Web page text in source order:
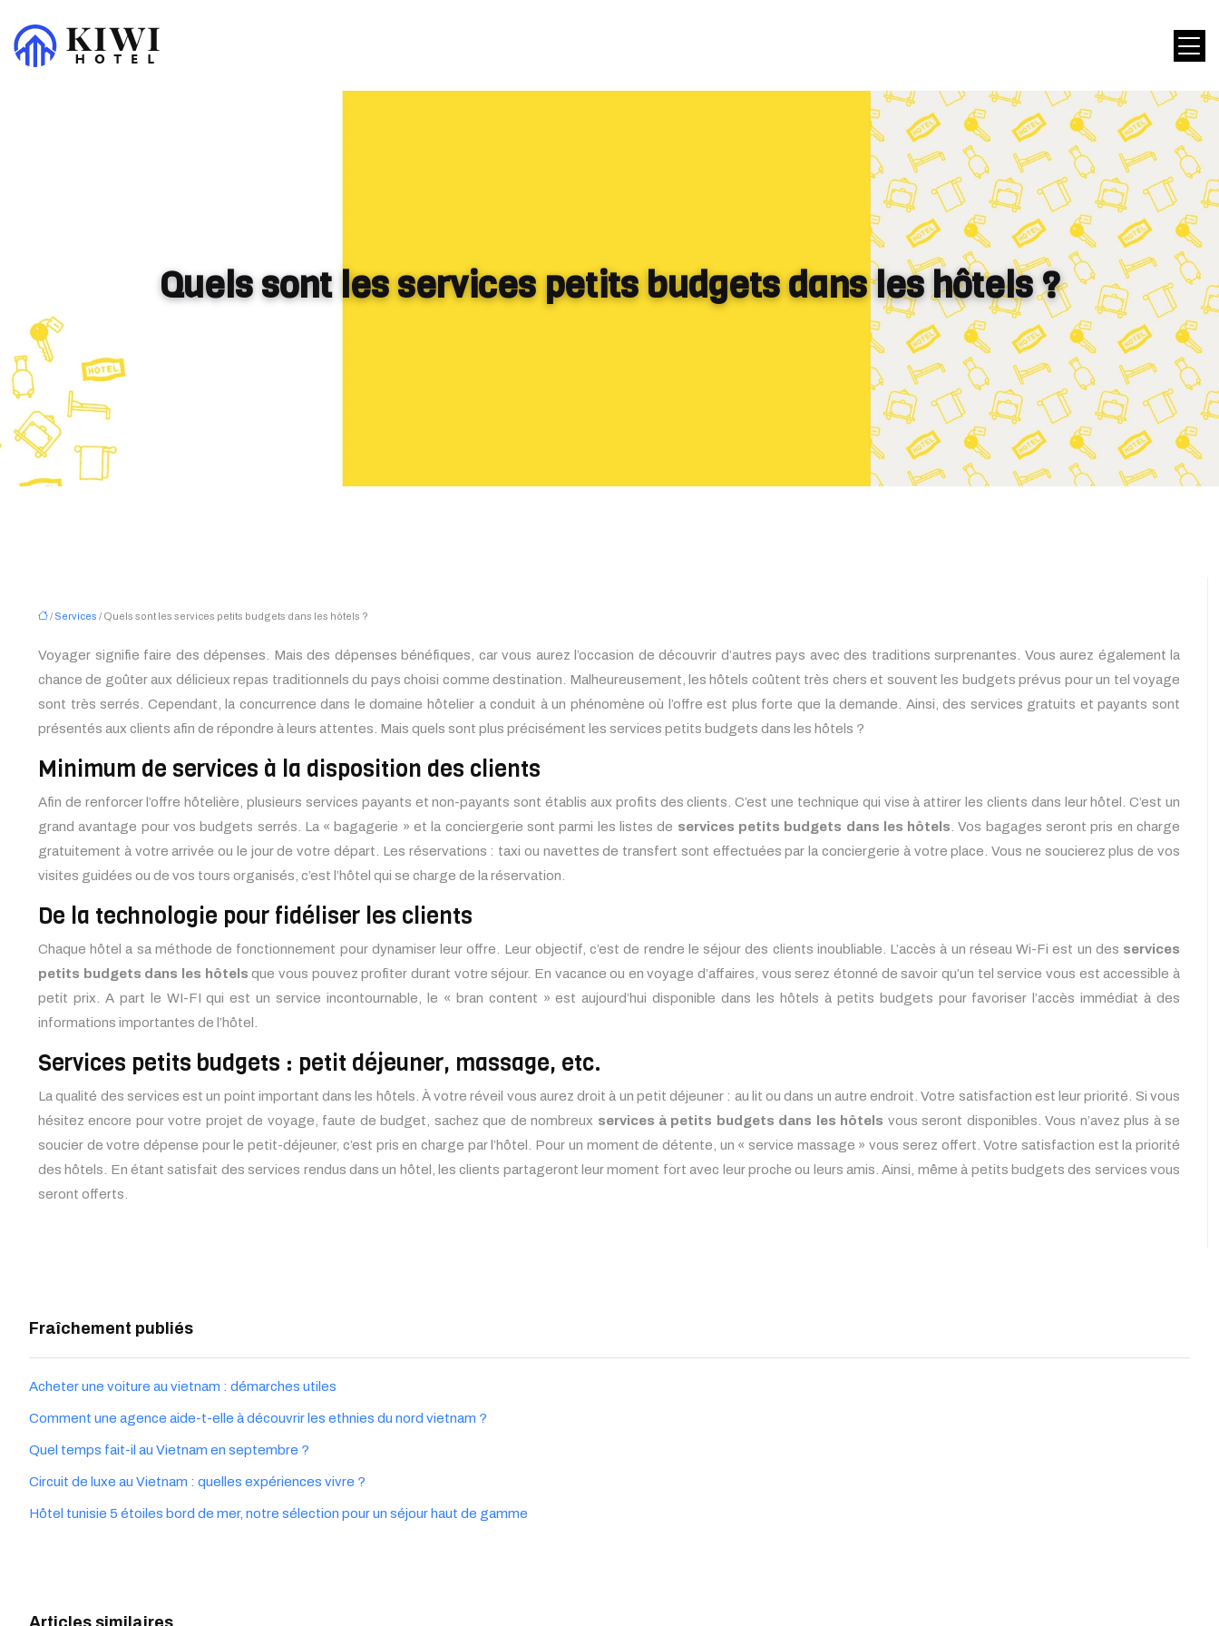
Quels sont les services petits budgets dans les hôtels ?
/ Services / Quels sont les services petits budgets dans les hôtels ?
Voyager signifie faire des dépenses. Mais des dépenses bénéfiques, car vous aurez l’occasion de découvrir d’autres pays avec des traditions surprenantes. Vous aurez également la
chance de goûter aux délicieux repas traditionnels du pays choisi comme destination. Malheureusement, les hôtels coûtent très chers et souvent les budgets prévus pour un tel voyage
sont très serrés. Cependant, la concurrence dans le domaine hôtelier a conduit à un phénomène où l’offre est plus forte que la demande. Ainsi, des services gratuits et payants sont
présentés aux clients afin de répondre à leurs attentes. Mais quels sont plus précisément les services petits budgets dans les hôtels ?
Minimum de services à la disposition des clients
Afin de renforcer l’offre hôtelière, plusieurs services payants et non-payants sont établis aux profits des clients. C’est une technique qui vise à attirer les clients dans leur hôtel. C’est un
grand avantage pour vos budgets serrés. La « bagagerie » et la conciergerie sont parmi les listes de services petits budgets dans les hôtels . Vos bagages seront pris en charge
gratuitement à votre arrivée ou le jour de votre départ. Les réservations : taxi ou navettes de transfert sont effectuées par la conciergerie à votre place. Vous ne soucierez plus de vos
visites guidées ou de vos tours organisés, c’est l’hôtel qui se charge de la réservation.
De la technologie pour fidéliser les clients
Chaque hôtel a sa méthode de fonctionnement pour dynamiser leur offre. Leur objectif, c’est de rendre le séjour des clients inoubliable. L’accès à un réseau Wi-Fi est un des services
petits budgets dans les hôtels que vous pouvez profiter durant votre séjour. En vacance ou en voyage d’affaires, vous serez étonné de savoir qu’un tel service vous est accessible à
petit prix. A part le WI-FI qui est un service incontournable, le « bran content » est aujourd’hui disponible dans les hôtels à petits budgets pour favoriser l’accès immédiat à des
informations importantes de l’hôtel.
Services petits budgets : petit déjeuner, massage, etc.
La qualité des services est un point important dans les hôtels. À votre réveil vous aurez droit à un petit déjeuner : au lit ou dans un autre endroit. Votre satisfaction est leur priorité. Si vous
hésitez encore pour votre projet de voyage, faute de budget, sachez que de nombreux services à petits budgets dans les hôtels vous seront disponibles. Vous n’avez plus à se
soucier de votre dépense pour le petit-déjeuner, c’est pris en charge par l’hôtel. Pour un moment de détente, un « service massage » vous serez offert. Votre satisfaction est la priorité
des hôtels. En étant satisfait des services rendus dans un hôtel, les clients partageront leur moment fort avec leur proche ou leurs amis. Ainsi, même à petits budgets des services vous
seront offerts.
Fraîchement publiés
Acheter une voiture au vietnam : démarches utiles
Comment une agence aide-t-elle à découvrir les ethnies du nord vietnam ?
Quel temps fait-il au Vietnam en septembre ?
Circuit de luxe au Vietnam : quelles expériences vivre ?
Hôtel tunisie 5 étoiles bord de mer, notre sélection pour un séjour haut de gamme
Articles similaires